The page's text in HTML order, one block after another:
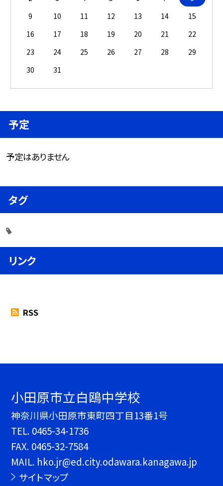
9
10 11 12 13 14
15
16
17 18 19 20 21
22
23
24 25 26 27 28
29
30
31
予定
予定はありません
タグ
リンク
RSS
小田原市立白鴎中学校
神奈川県小田原市東町四丁目13番1号
TEL. 0465-34-1736
FAX. 0465-32-7584
MAIL. hko.jr@ed.city.odawara.kanagawa.jp
サイトマップ